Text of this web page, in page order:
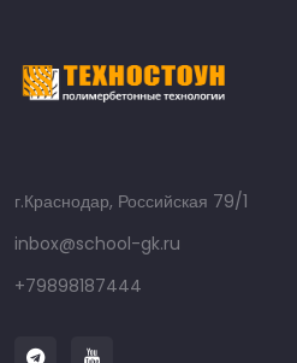
г.Краснодар, Российская 79/1
inbox@school-gk.ru
+79898187444